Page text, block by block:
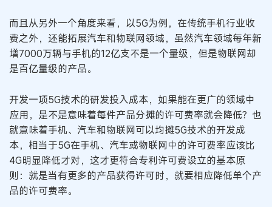
而且从另外一个角度来看，以5G为例，在传统手机行业收
费之外，还能拓展汽车和物联网领域，虽然汽车领域每年新
增7000万辆与手机的12亿支不是一个量级，但是物联网却
是百亿量级的产品。
开发一项5G技术的研发投入成本，如果能在更广的领域中
应用，是不是意味着每件产品分摊的许可费率就会降低？也
就意味着手机、汽车和物联网可以均摊5G技术的开发成
本，相当于5G在手机、汽车或物联网中的许可费率应该比
4G明显降低才对，这才更符合专利许可费设立的基本原
则：就是当有更多的产品获得许可时，就要相应降低单个产
品的许可费率。